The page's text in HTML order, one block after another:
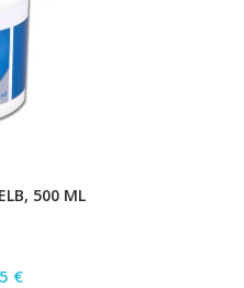
500 ML
€